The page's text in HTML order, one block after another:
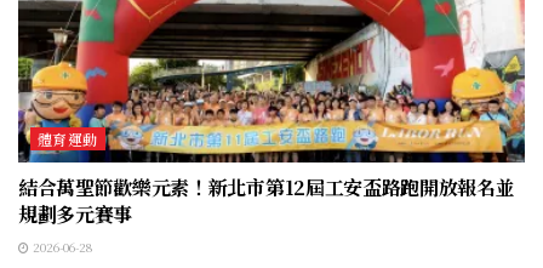
體育運動
結合萬聖節歡樂元素！新北市第12屆工安盃路跑開放報名並
規劃多元賽事
2026-06-28